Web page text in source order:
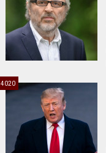
4020